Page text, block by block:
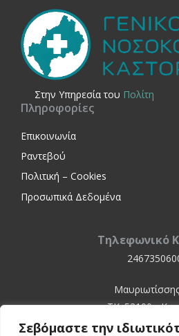
Σεβόμαστε την
Στην Yπηρεσία του Πολίτη
Πληροφορίες
Επικοινωνία
Ραντεβού
Πολιτική – Cookies
Προσωπικά Δεδομένα
Τηλεφωνικό
ΤΚ. 52100 -